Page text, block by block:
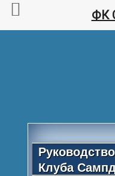
Клуба
ФК